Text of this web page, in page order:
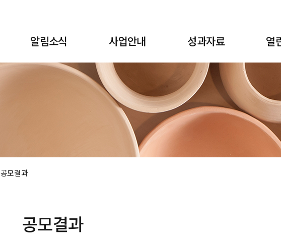
알림소식 사업안내 성과자료 열
공모결과
공모결과